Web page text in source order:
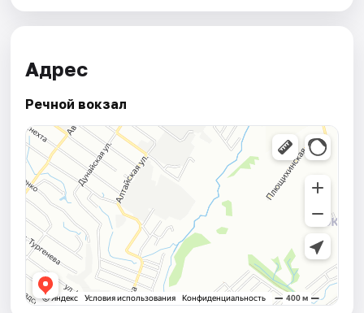
Адрес
Речной вокзал